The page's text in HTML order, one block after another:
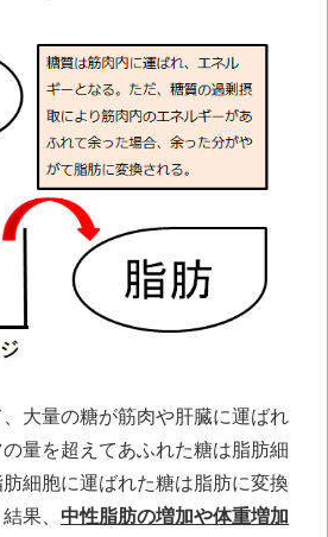
大量の糖が筋肉や肝臓に運ばれ
量を超えてあふれた糖は脂肪細
細胞に運ばれた糖は脂肪に変換
果、 中性脂肪の増加や体重増加